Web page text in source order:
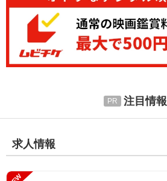
注目情報
求人情報